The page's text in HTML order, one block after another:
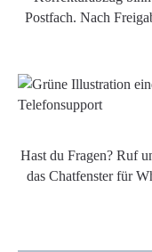
Postfach. Nach
Hast du Fragen? Ruf
das Chatfenster für